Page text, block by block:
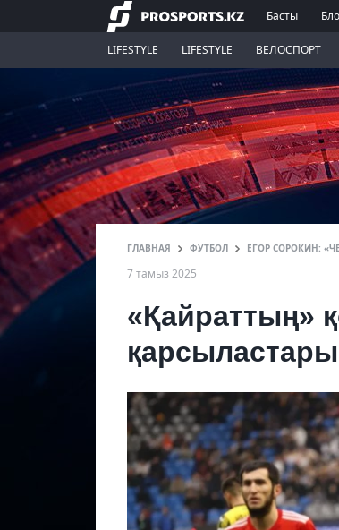
Басты
LIFESTYLE LIFESTYLE ВЕЛОСПОРТ
ГЛАВНАЯ ФУТБОЛ ЕГОР СОРОКИН:
7 тамыз 2025
«Қайраттың»
қарсыластары